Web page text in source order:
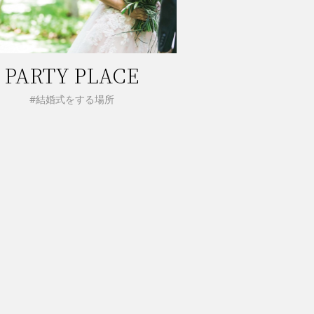
PARTY PLACE
#結婚式をする場所